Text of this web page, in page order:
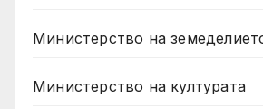
Министерство на
Министерство на културата